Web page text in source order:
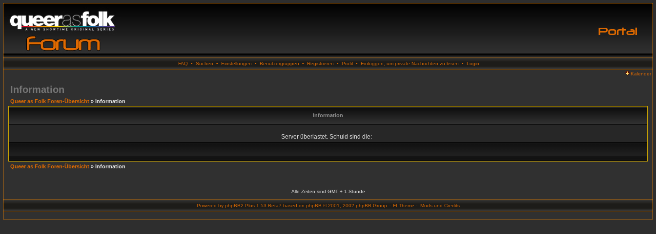
FAQ • Suchen • Einstellungen • Benutzergruppen • Registrieren • Profil • Einloggen, um private Nachrichten zu lesen • Login
Kalender
Information
Queer as Folk Foren-Übersicht » Information
Information
Server überlastet. Schuld sind die:
Queer as Folk Foren-Übersicht » Information
Alle Zeiten sind GMT + 1 Stunde
Powered by phpBB2 Plus 1.53 Beta7 based on phpBB © 2001, 2002 phpBB Group :: FI Theme :: Mods und Credits